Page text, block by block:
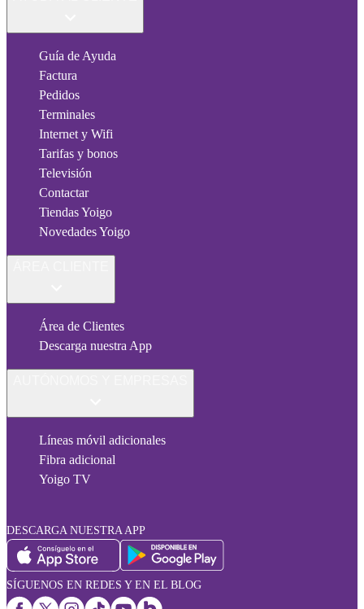
Guía de Ayuda
Factura
Pedidos
Terminales
Internet y Wifi
Tarifas y bonos
Televisión
Contactar
Tiendas Yoigo
Novedades Yoigo
Área de Clientes
Descarga nuestra App
Líneas móvil adicionales
Fibra adicional
Yoigo TV
DESCARGA NUESTRA APP
SÍGUENOS EN REDES Y EN EL BLOG